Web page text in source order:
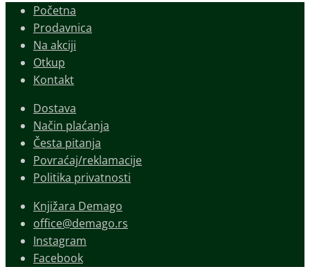
Početna
Prodavnica
Na akciji
Otkup
Kontakt
Dostava
Način plaćanja
Česta pitanja
Povraćaj/reklamacije
Politika privatnosti
Knjižara Demago
office@demago.rs
Instagram
Facebook